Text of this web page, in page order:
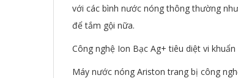
với các bình nước nóng thông thường
để tắm gội nữa.
Công nghệ Ion Bạc Ag+ tiêu diệt vi
Máy nước nóng Ariston trang bị công